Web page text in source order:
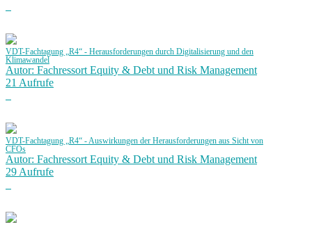
VDT-Fachtagung „R4“ - Herausforderungen durch Digitalisierung und den
Klimawandel
Autor: Fachressort Equity & Debt und Risk Management
21 Aufrufe
VDT-Fachtagung „R4“ - Auswirkungen der Herausforderungen aus Sicht von
CFOs
Autor: Fachressort Equity & Debt und Risk Management
29 Aufrufe